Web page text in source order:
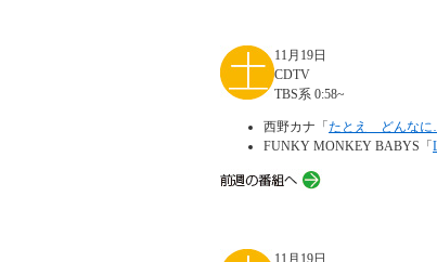
11月19日
CDTV
TBS系 0:58~
西野カナ「 たとえ どんな
FUNKY MONKEY BABYS「
11月19日